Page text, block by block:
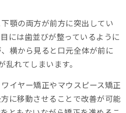
顎の両方が前方に突出してい
には歯並びが整っているように
横から見ると口元全体が前に
れてしまいます。
イヤー矯正やマウスピース矯正
に移動させることで改善が可能